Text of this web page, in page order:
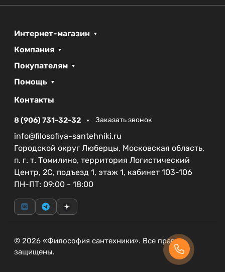
производителя в надежности своих изделий.
только практичным, но и стильным элементом
вашей ванной комнаты, привнося современный
акцент и позволяя легко управлять системой
CHROME.M для обновления и улучшения
функциональности вашего туалетного
Интернет-магазин
Компания
Покупателям
Помощь
Контакты
8 (906) 731-32-32 Заказать звонок
info@filosofiya-santehniki.ru
Городской округ Люберцы, Московская область,
п. г. т. Томилино, территория Логистический
Центр, 2С, подъезд 1, этаж 1, кабинет 103-106
ПН-ПТ: 09:00 - 18:00
© 2026 «Философия сантехники». Все права
защищены.